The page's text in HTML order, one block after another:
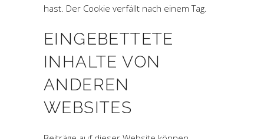
hast. Der Cookie verfällt nach einem Tag.
EINGEBETTETE
INHALTE VON
ANDEREN
WEBSITES